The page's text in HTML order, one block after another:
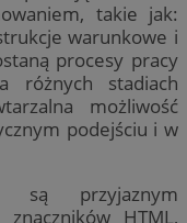
takie jak:
warunkowe i
procesy pracy
różnych stadiach
możliwość
podejściu i w
są przyjaznym
HTML,